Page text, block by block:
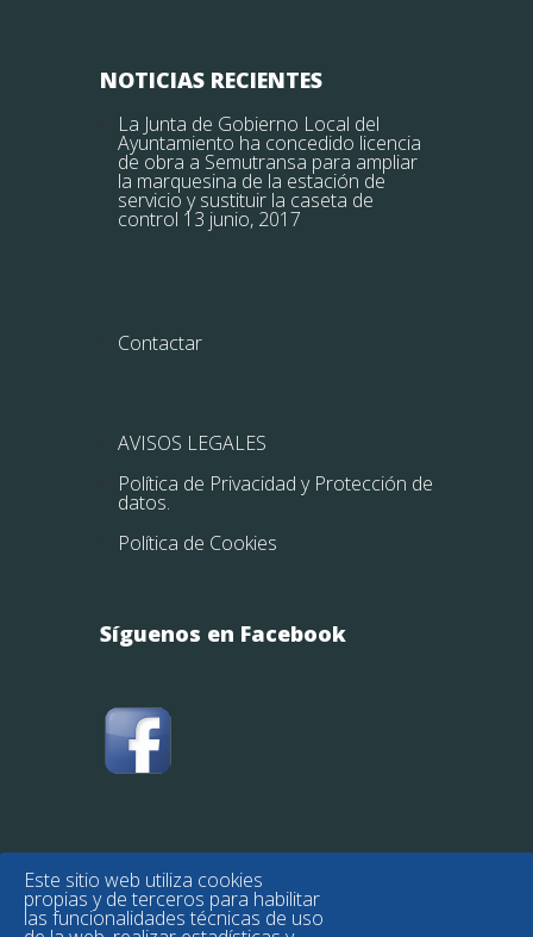
NOTICIAS RECIENTES
La Junta de Gobierno Local del
Ayuntamiento ha concedido licencia
de obra a Semutransa para ampliar
la marquesina de la estación de
servicio y sustituir la caseta de
control 13 junio, 2017
Contactar
AVISOS LEGALES
Política de Privacidad y Protección de
datos.
Política de Cookies
Síguenos en Facebook
Este sitio web utiliza cookies
propias y de terceros para habilitar
las funcionalidades técnicas de uso